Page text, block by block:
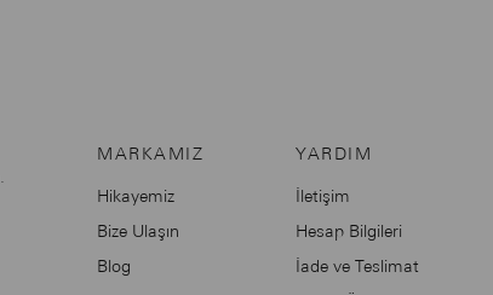
MARKAMIZ
Hikayemiz
Bize Ulaşın
Blog
YARDIM
İletişim
Hesap Bilgileri
İade ve Teslimat